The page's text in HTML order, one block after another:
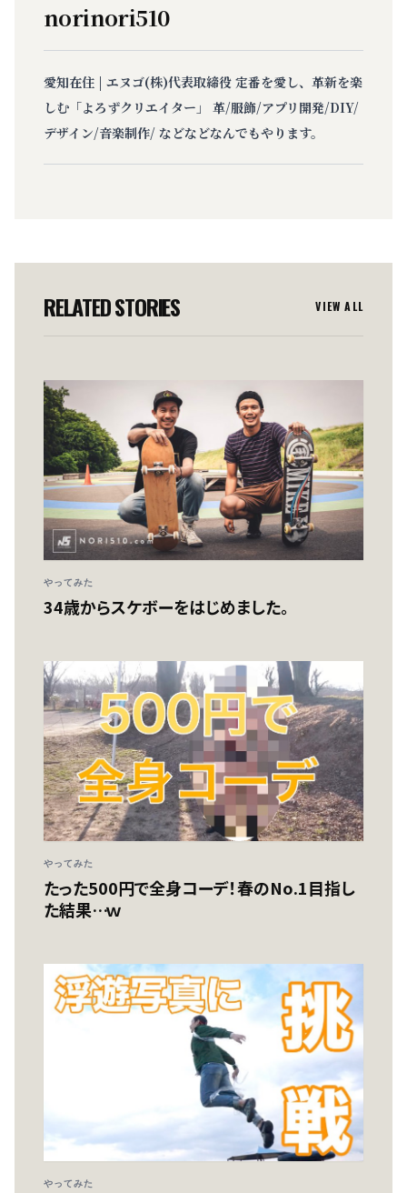
norinori510
愛知在住 | エヌゴ(株)代表取締役 定番を愛し、革新を楽
しむ「よろずクリエイター」 革/服飾/アプリ開発/DIY/
デザイン/音楽制作/ などなどなんでもやります。
RELATED STORIES VIEW ALL
やってみた
34歳からスケボーをはじめました。
やってみた
たった500円で全身コーデ！春のNo.1目指し
た結果…ｗ
やってみた